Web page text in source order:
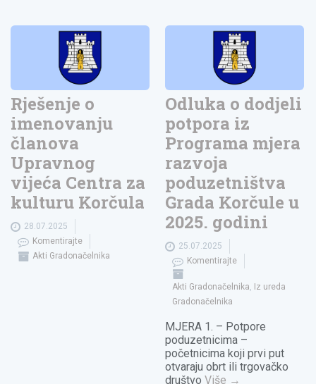
Rješenje o
imenovanju
članova
Upravnog
vijeća Centra za
kulturu Korčula
28.07.2025
Komentirajte
Akti Gradonačelnika
Odluka o dodjeli
potpora iz
Programa mjera
razvoja
poduzetništva
Grada Korčule u
2025. godini
25.07.2025
Komentirajte
Akti Gradonačelnika, Iz ureda
Gradonačelnika
MJERA 1. – Potpore
poduzetnicima –
početnicima koji prvi put
otvaraju obrt ili trgovačko
društvoViše →